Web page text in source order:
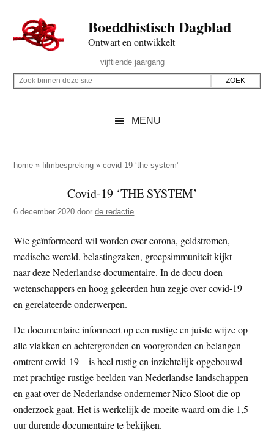
naar
de
inhoud
secondary
naar
de
sidebar
naar
de
Boeddhistisch Dagblad
Ontwart en ontwikkelt
Rechts
vijftiende jaargang
Z
p
z
e
s
i
t
e
Z
i
e
d
e
z
e
s
t
e
MENU
home »filmbespreking »covid-19 ‘the system’
Covid-19 ‘THE SYSTEM’
6 december 2020 doorde redactie
Wie geïnformeerd wil worden over corona, geldstromen,
medische wereld, belastingzaken, groepsimmuniteit kijkt
naar deze Nederlandse documentaire. In de docu doen
wetenschappers en hoog geleerden hun zegje over covid-19
en gerelateerde onderwerpen.
De documentaire informeert op een rustige en juiste wijze op
alle vlakken en achtergronden en voorgronden en belangen
omtrent covid-19 – is heel rustig en inzichtelijk opgebouwd
met prachtige rustige beelden van Nederlandse landschappen
en gaat over de Nederlandse ondernemer Nico Sloot die op
onderzoek gaat. Het is werkelijk de moeite waard om die 1,5
uur durende documentaire te bekijken.